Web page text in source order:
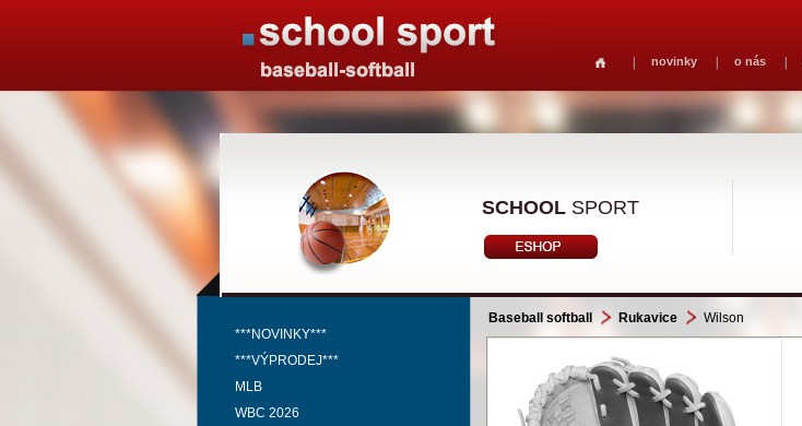
novinky o nás
SCHOOLSPORT
***NOVINKY***
***VÝPRODEJ***
MLB
WBC 2026
Baseball softball Rukavice Wilson